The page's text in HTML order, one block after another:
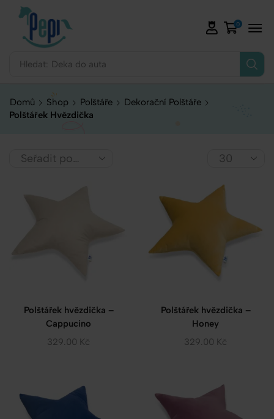
Hledat: Deka do auta
0
Domů Shop Polštáře
Dekorační Polštáře
Polštářek Hvězdička
Polštářek hvězdička –
Cappucino
329.00 Kč
Polštářek hvězdička –
Honey
329.00 Kč